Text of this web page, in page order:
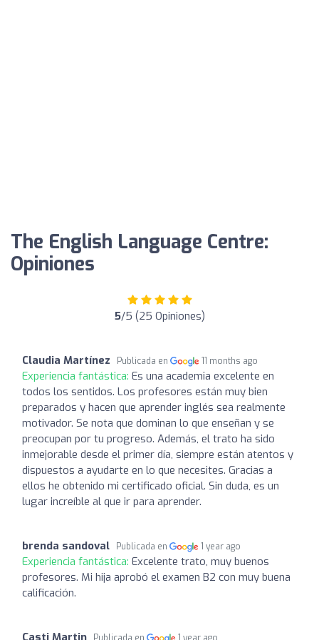
The English Language Centre:
Opiniones
5/5 (25 Opiniones)
Claudia Martínez Publicada en 11 months ago
Experiencia fantástica: Es una academia excelente en
todos los sentidos. Los profesores están muy bien
preparados y hacen que aprender inglés sea realmente
motivador. Se nota que dominan lo que enseñan y se
preocupan por tu progreso. Además, el trato ha sido
inmejorable desde el primer día, siempre están atentos y
dispuestos a ayudarte en lo que necesites. Gracias a
ellos he obtenido mi certificado oficial. Sin duda, es un
lugar increíble al que ir para aprender.
brenda sandoval Publicada en 1 year ago
Experiencia fantástica: Excelente trato, muy buenos
profesores. Mi hija aprobó el examen B2 con muy buena
calificación.
Casti Martin Publicada en 1 year ago